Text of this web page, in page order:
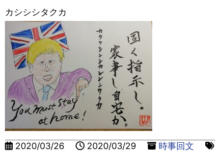
カシシシタクカ
2020/03/26 2020/03/29 時事回文